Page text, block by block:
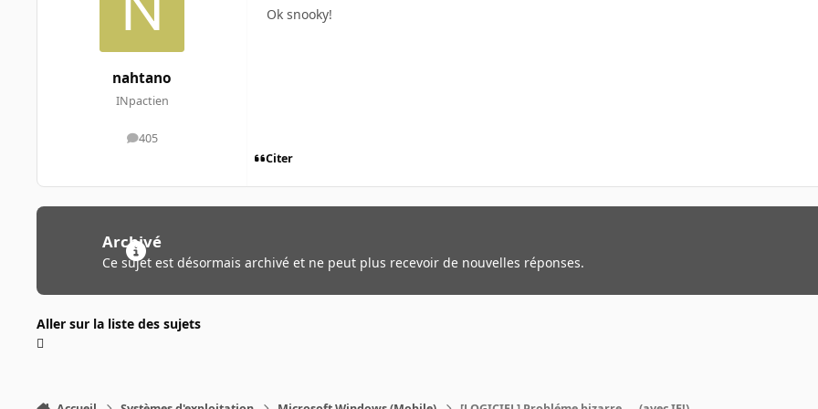
nahtano
INpactien
405
messages
Ok snooky!
Citer
Archivé
Ce sujet est désormais archivé et ne peut plus recevoir de nouvelles réponses.
Aller sur la liste des sujets